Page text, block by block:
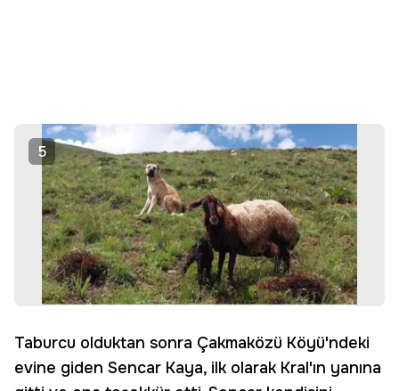
5
Taburcu olduktan sonra Çakmaközü Köyü'ndeki
evine giden Sencar Kaya, ilk olarak Kral'ın yanına